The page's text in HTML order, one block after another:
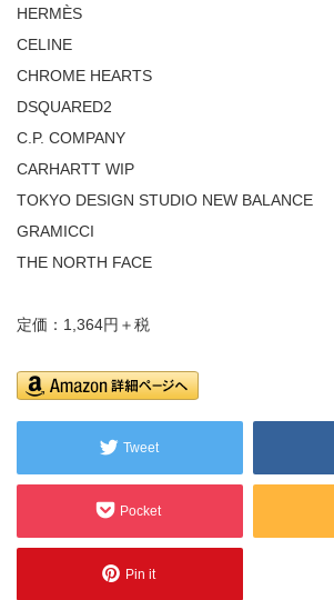
HERMÈS
CELINE
CHROME HEARTS
DSQUARED2
C.P. COMPANY
CARHARTT WIP
TOKYO DESIGN STUDIO NEW BALANCE
GRAMICCI
THE NORTH FACE
定価：1,364円＋税
Tweet
Pocket
Pin it